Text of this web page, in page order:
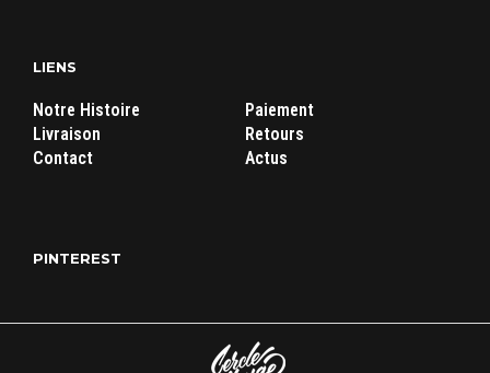
LIENS
Notre Histoire
Livraison
Contact
Paiement
Retours
Actus
PINTEREST